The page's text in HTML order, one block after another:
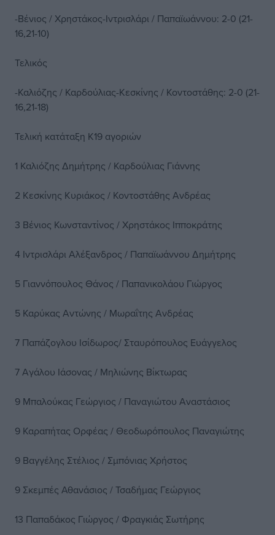
-Βένιος / Χρηστάκος-Ιντρισλάρι / Παπαϊωάννου: 2-0 (21-
16,21-10)
Τελικός
-Καλιόζης / Καρδούλιας-Κεσκίνης / Κοντοστάθης: 2-0 (21-
16,21-18)
Τελική κατάταξη Κ19 αγοριών
1 Καλιόζης Δημήτρης / Καρδούλιας Γιάννης
2 Κεσκίνης Κυριάκος / Κοντοστάθης Ανδρέας
3 Βένιος Κωνσταντίνος / Χρηστάκος Ιπποκράτης
4 Ιντρισλάρι Αλέξανδρος / Παπαϊωάννου Δημήτρης
5 Γιαννόπουλος Θάνος / Παπανικολάου Γιώργος
5 Καρύκας Αντώνης / Μωραΐτης Ανδρέας
7 Παπάζογλου Ισίδωρος/ Σταυρόπουλος Ευάγγελος
7 Αγάλου Ιάσονας / Μηλιώνης Βίκτωρας
9 Μπαλούκας Γεώργιος / Παναγιώτου Αναστάσιος
9 Καραπήτας Ορφέας / Θεοδωρόπουλος Παναγιώτης
9 Βαγγέλης Στέλιος / Σμπόνιας Χρήστος
9 Σκεμπές Αθανάσιος / Τσαδήμας Γεώργιος
13 Παπαδάκος Γιώργος / Φραγκιάς Σωτήρης